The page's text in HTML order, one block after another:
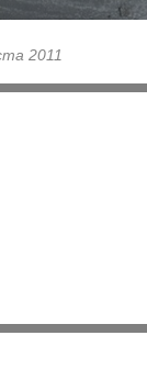
2011